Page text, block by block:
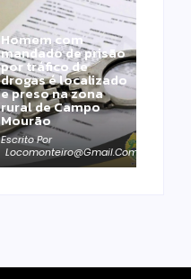
Homem com
mandado de prisão
por tráfico de
drogas é localizado
e preso na zona
rural de Campo
Mourão
Escrito Por
Locomonteiro@gmail.com